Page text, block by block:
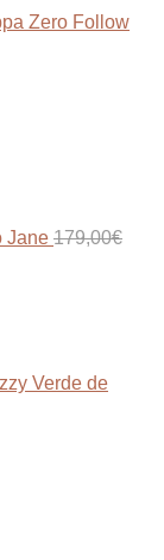
Zero Follow
Jane 179,00€
Verde de